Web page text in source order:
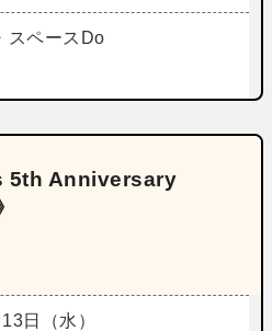
スペースDo
5th Anniversary
日（水）